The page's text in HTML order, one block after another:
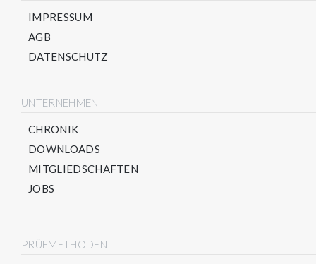
IMPRESSUM
AGB
DATENSCHUTZ
UNTERNEHMEN
CHRONIK
DOWNLOADS
MITGLIEDSCHAFTEN
JOBS
PRÜFMETHODEN